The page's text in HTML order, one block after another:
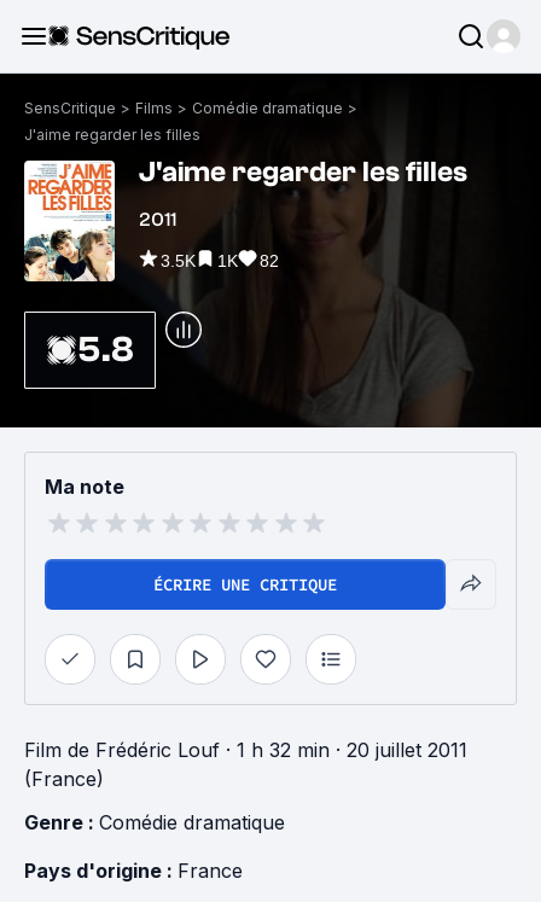
SensCritique > Films > Comédie dramatique >
J'aime regarder les filles
J'aime regarder les filles
2011
3.5K 1K 82
5.8
Ma note
ÉCRIRE UNE CRITIQUE
Film de Frédéric Louf · 1 h 32 min · 20 juillet 2011
(France)
Genre : Comédie dramatique
Pays d'origine : France